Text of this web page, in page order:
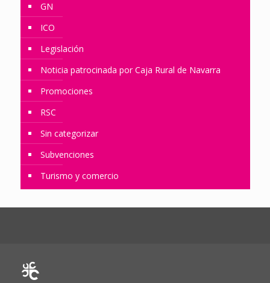
GN
ICO
Legislación
Noticia patrocinada por Caja Rural de Navarra
Promociones
RSC
Sin categorizar
Subvenciones
Turismo y comercio